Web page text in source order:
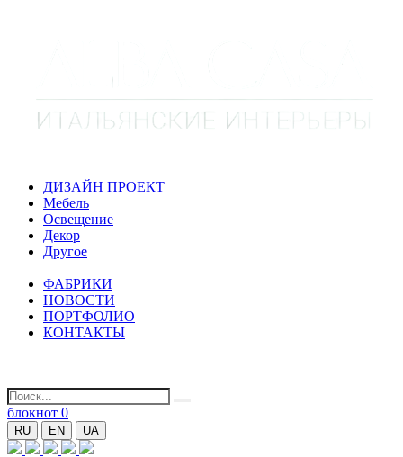
ДИЗАЙН ПРОЕКТ
Мебель
Освещение
Декор
Другое
ФАБРИКИ
НОВОСТИ
ПОРТФОЛИО
КОНТАКТЫ
блокнот 0
RU EN UA